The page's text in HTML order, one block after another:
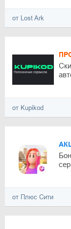
от Lost Ark
от Kupikod
от Плюс Сити